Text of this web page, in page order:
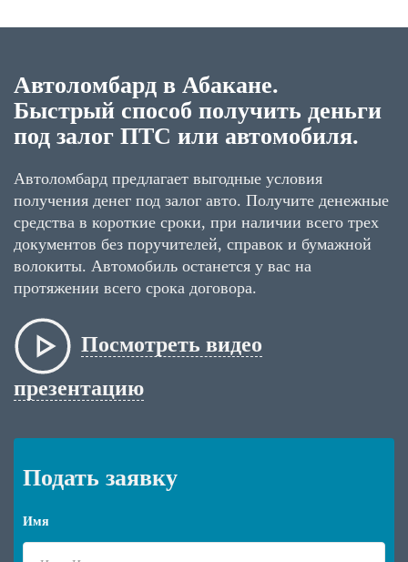
Автоломбард в Абакане.
Быстрый способ получить деньги
под залог ПТС или автомобиля.
Автоломбард предлагает выгодные условия
получения денег под залог авто. Получите денежные
средства в короткие сроки, при наличии всего трех
документов без поручителей, справок и бумажной
волокиты. Автомобиль останется у вас на
протяжении всего срока договора.
Посмотреть видео
презентацию
Подать заявку
Имя